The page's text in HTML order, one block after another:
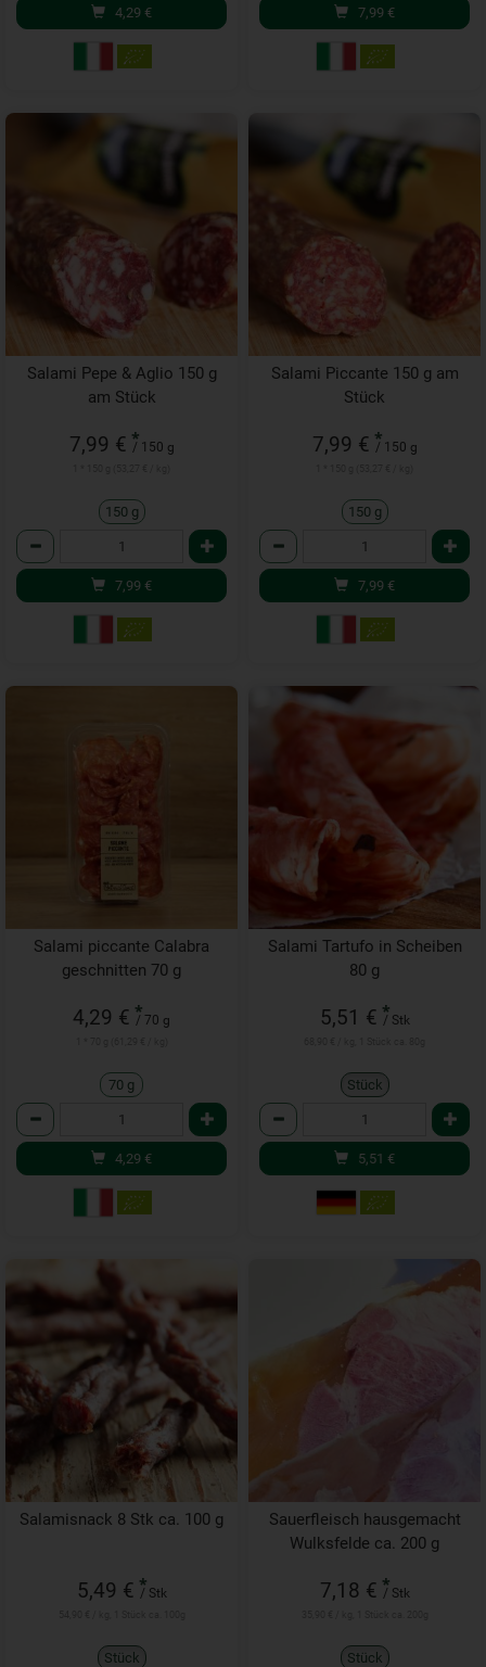
4,29 € 7,99 €
Salami Pepe & Aglio 150 g
am Stück
7,99 € *
/ 150 g
150 g
Anzahl
7,99 €
Salami Piccante 150 g am
Stück
7,99 € *
/ 150 g
150 g
Anzahl
7,99 €
Salami piccante Calabra
geschnitten 70 g
4,29 € *
/ 70 g
70 g
Anzahl
4,29 €
Salami Tartufo in Scheiben
80 g
5,51 € *
/ Stk
Stück
Anzahl
5,51 €
Salamisnack 8 Stk ca. 100 g
5,49 € *
/ Stk
Stück
Sauerfleisch hausgemacht
Wulksfelde ca. 200 g
7,18 € *
/ Stk
Stück